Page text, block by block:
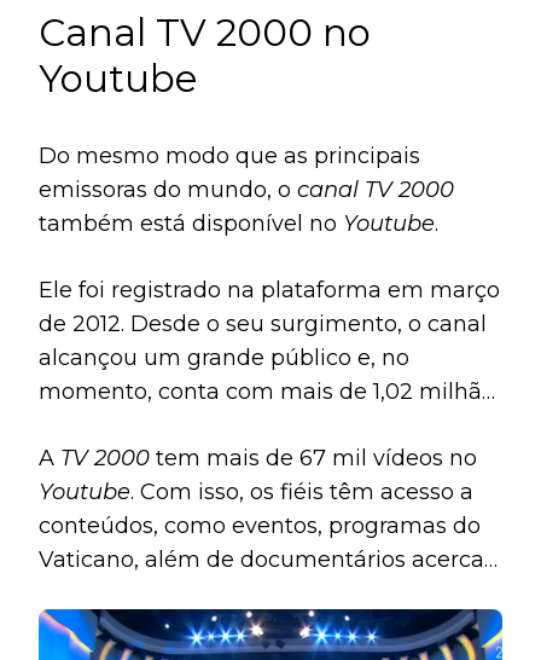
Canal TV 2000 no
Youtube
Do mesmo modo que as principais
emissoras do mundo, o canal TV 2000
também está disponível no Youtube.
Ele foi registrado na plataforma em março
de 2012. Desde o seu surgimento, o canal
alcançou um grande público e, no
momento, conta com mais de 1,02 milhão
A TV 2000 tem mais de 67 mil vídeos no
Youtube. Com isso, os fiéis têm acesso a
conteúdos, como eventos, programas do
Vaticano, além de documentários acerca
conteúdos alcançaram mais de